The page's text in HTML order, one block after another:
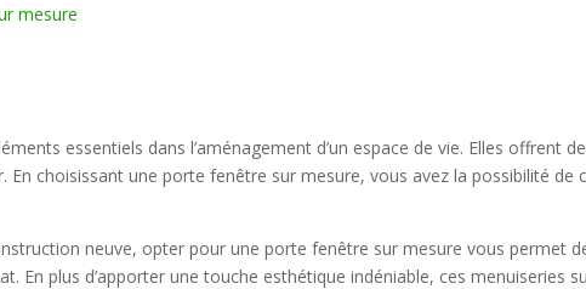
mesure
essentiels dans l’aménagement d’un espace de vie. Elles offrent
choisissant une porte fenêtre sur mesure, vous avez la possibilité de
neuve, opter pour une porte fenêtre sur mesure vous permet
En plus d’apporter une touche esthétique indéniable, ces menuiseries